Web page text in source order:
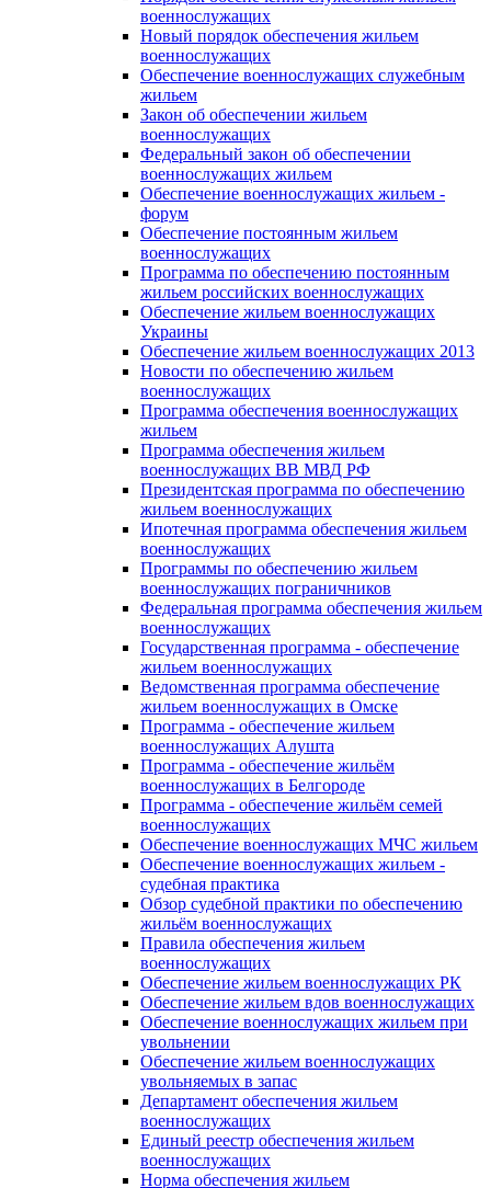
военнослужащих
Новый порядок обеспечения жильем
военнослужащих
Обеспечение военнослужащих служебным
жильем
Закон об обеспечении жильем
военнослужащих
Федеральный закон об обеспечении
военнослужащих жильем
Обеспечение военнослужащих жильем -
форум
Обеспечение постоянным жильем
военнослужащих
Программа по обеспечению постоянным
жильем российских военнослужащих
Обеспечение жильем военнослужащих
Украины
Обеспечение жильем военнослужащих 2013
Новости по обеспечению жильем
военнослужащих
Программа обеспечения военнослужащих
жильем
Программа обеспечения жильем
военнослужащих ВВ МВД РФ
Президентская программа по обеспечению
жильем военнослужащих
Ипотечная программа обеспечения жильем
военнослужащих
Программы по обеспечению жильем
военнослужащих пограничников
Федеральная программа обеспечения жильем
военнослужащих
Государственная программа - обеспечение
жильем военнослужащих
Ведомственная программа обеспечение
жильем военнослужащих в Омске
Программа - обеспечение жильем
военнослужащих Алушта
Программа - обеспечение жильём
военнослужащих в Белгороде
Программа - обеспечение жильём семей
военнослужащих
Обеспечение военнослужащих МЧС жильем
Обеспечение военнослужащих жильем -
судебная практика
Обзор судебной практики по обеспечению
жильём военнослужащих
Правила обеспечения жильем
военнослужащих
Обеспечение жильем военнослужащих РК
Обеспечение жильем вдов военнослужащих
Обеспечение военнослужащих жильем при
увольнении
Обеспечение жильем военнослужащих
увольняемых в запас
Департамент обеспечения жильем
военнослужащих
Единый реестр обеспечения жильем
военнослужащих
Норма обеспечения жильем